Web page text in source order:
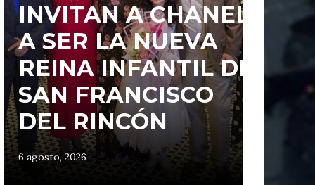
INVITAN A CHANEL
A SER LA NUEVA
REINA INFANTIL DE
SAN FRANCISCO
DEL RINCÓN
6 agosto, 2026